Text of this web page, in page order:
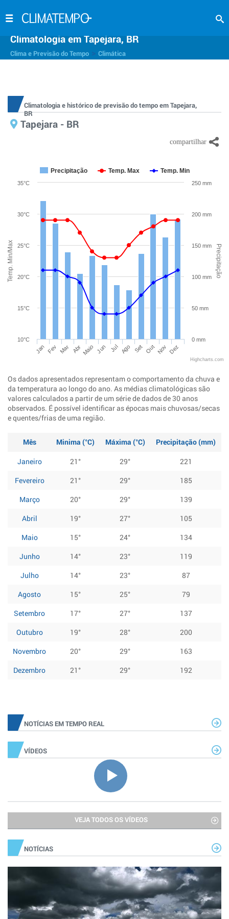
Climatologia em Tapejara, BR
Clima e Previsão do Tempo Climática
Climatologia e histórico de previsão do tempo em Tapejara,
BR
Tapejara - BR
Temp. Min/Max Precipitação
Precipitação Temp. Max Temp. Min
Jan Fev Mar Abr Maio Jun Jul Ago Set Out Nov Dez
10°C
15°C
20°C
25°C
30°C
35°C
0 mm
50 mm
100 mm
150 mm
200 mm
250 mm
Highcharts.com
Os dados apresentados representam o comportamento da chuva e
da temperatura ao longo do ano. As médias climatológicas são
valores calculados a partir de um série de dados de 30 anos
observados. É possível identificar as épocas mais chuvosas/secas
e quentes/frias de uma região.
Mês Minima (°C) Máxima (°C)
Precipitação (mm)
Janeiro
21° 29°
221
Fevereiro
21° 29°
185
Março
20° 29°
139
Abril
19° 27°
105
Maio
15° 24°
134
Junho
14° 23°
119
Julho
14° 23°
87
Agosto
15° 25°
79
Setembro
17° 27°
137
Outubro
19° 28°
200
Novembro
20° 29°
163
Dezembro
21° 29° 192
NOTÍCIAS EM TEMPO REAL
VÍDEOS
VEJA TODOS OS VÍDEOS
NOTÍCIAS